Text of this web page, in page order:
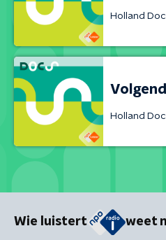
Holland
Holland
Wie luistert weet